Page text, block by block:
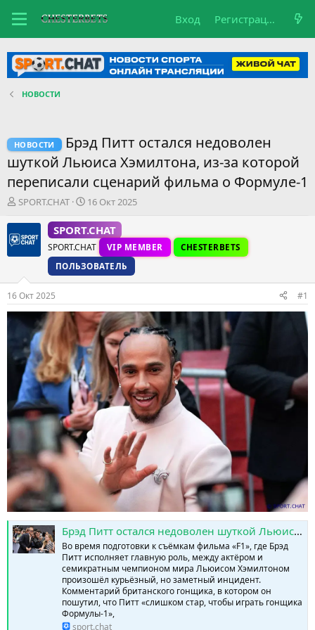
Вход Регистрация
НОВОСТИ
НОВОСТИ
Брэд Питт остался недоволен
шуткой Льюиса Хэмилтона, из-за которой
переписали сценарий фильма о Формуле-1
А
т
о
е
м
ы
SPORT.CHAT
Д
т
а
н
а
ч
л
а
16 Окт 2025
SPORT.CHAT
SPORT.CHAT VIP MEMBER
CHESTERBETS
ПОЛЬЗОВАТЕЛЬ
16 Окт 2025 #1
Брэд Питт остался недоволен шуткой Льюиса Хэмилтона, из-за которой переписали сценарий фильма о Формуле-1 » SPORTCHAT - Новости спорта | Футбол | Онлайн трансляции | Чат | Результаты матчей | Спорт | Прогнозы на спорт
Во время подготовки к съёмкам фильма «F1», где Брэд
Питт исполняет главную роль, между актёром и
семикратным чемпионом мира Льюисом Хэмилтоном
произошёл курьёзный, но заметный инцидент.
Комментарий британского гонщика, в котором он
пошутил, что Питт «слишком стар, чтобы играть гонщика
Формулы-1»,
sport.chat